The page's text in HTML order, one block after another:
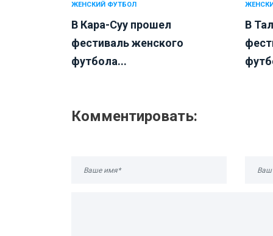
ЖЕНСКИЙ ФУТБОЛ
В Кара-Суу прошел
фестиваль женского
футбола...
В
Комментировать: